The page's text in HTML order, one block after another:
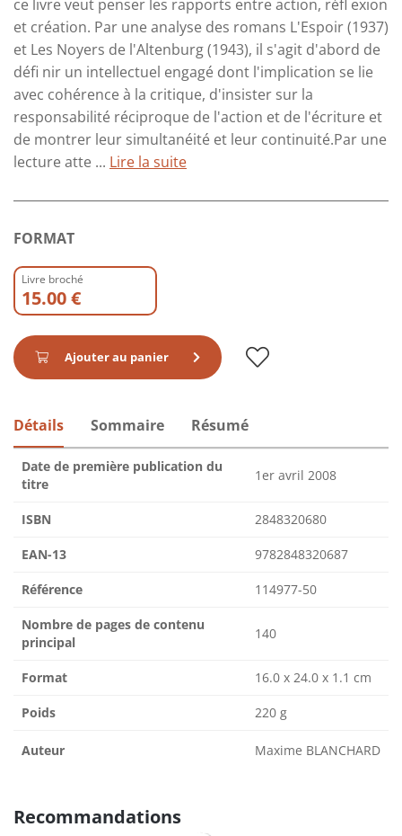
ce livre veut penser les rapports entre action, réfl exion
et création. Par une analyse des romans L'Espoir (1937)
et Les Noyers de l'Altenburg (1943), il s'agit d'abord de
défi nir un intellectuel engagé dont l'implication se lie
avec cohérence à la critique, d'insister sur la
responsabilité réciproque de l'action et de l'écriture et
de montrer leur simultanéité et leur continuité.Par une
lecture atte ... Lire la suite
FORMAT
Livre broché
15.00 €
Ajouter au panier
Détails Sommaire Résumé
Date de première publication du
titre
1er avril 2008
ISBN 2848320680
EAN-13 9782848320687
Référence 114977-50
Nombre de pages de contenu
principal
140
Format 16.0 x 24.0 x 1.1 cm
Poids 220 g
Auteur Maxime BLANCHARD
Recommandations